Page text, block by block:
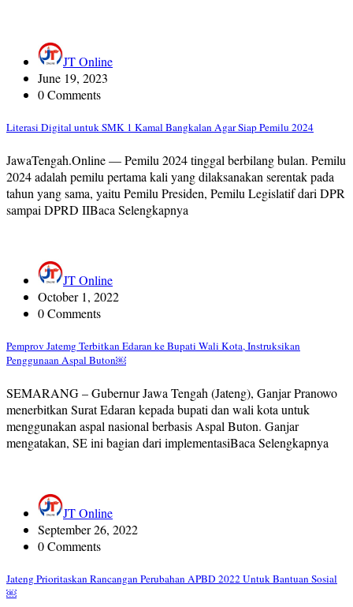
JT Online
June 19, 2023
0 Comments
Literasi Digital untuk SMK 1 Kamal Bangkalan Agar Siap Pemilu 2024
JawaTengah.Online — Pemilu 2024 tinggal berbilang bulan. Pemilu
2024 adalah pemilu pertama kali yang dilaksanakan serentak pada
tahun yang sama, yaitu Pemilu Presiden, Pemilu Legislatif dari DPR
sampai DPRD IIBaca Selengkapnya
JT Online
October 1, 2022
0 Comments
Pemprov Jatemg Terbitkan Edaran ke Bupati Wali Kota, Instruksikan
Penggunaan Aspal Buton￼
SEMARANG – Gubernur Jawa Tengah (Jateng), Ganjar Pranowo
menerbitkan Surat Edaran kepada bupati dan wali kota untuk
menggunakan aspal nasional berbasis Aspal Buton. Ganjar
mengatakan, SE ini bagian dari implementasiBaca Selengkapnya
JT Online
September 26, 2022
0 Comments
Jateng Prioritaskan Rancangan Perubahan APBD 2022 Untuk Bantuan Sosial
￼